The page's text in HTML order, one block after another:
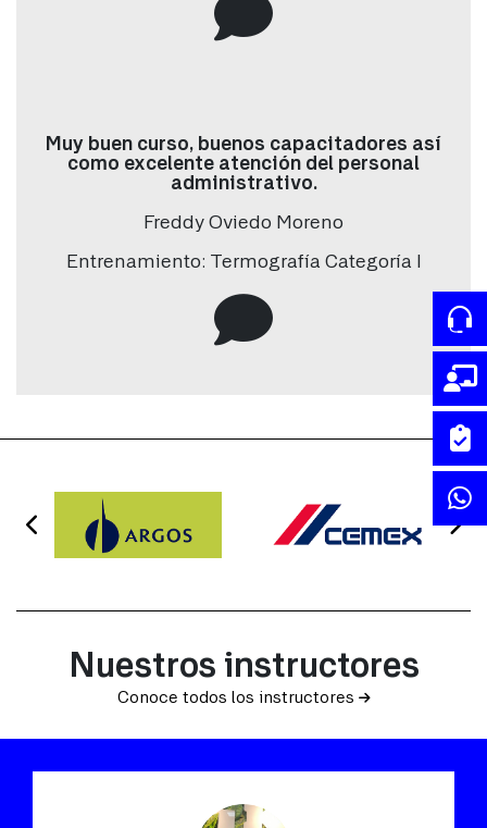
Términos y condiciones
Acepta términos y condiciones
No
Lorem ipsum dolor sit amet, consectetur adipiscing elit. Fusce
dignissim ligula vulputate, ornare dolor vitae, congue quam.
Muy buen curso, buenos capacitadores así
como excelente atención del personal
administrativo.
Freddy Oviedo Moreno
Entrenamiento: Termografía Categoría I
Nuestros instructores
Conoce todos los instructores